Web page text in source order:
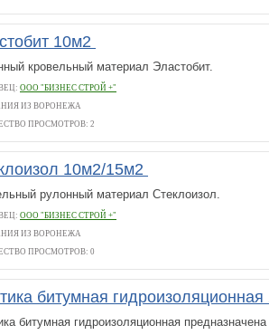
10м2
кровельный материал Эластобит.
ООО "БИЗНЕС СТРОЙ +"
ИЗ ВОРОНЕЖА
ПРОСМОТРОВ: 2
10м2/15м2
рулонный материал Стеклоизол.
ООО "БИЗНЕС СТРОЙ +"
ИЗ ВОРОНЕЖА
ПРОСМОТРОВ: 0
битумная
битумная гидроизоляционная